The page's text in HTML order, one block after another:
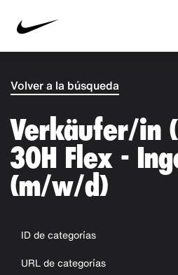
Volver a la búsqueda
Verkäufer/in
30H Flex -
(m/w/d)
ID de categorías
URL de categorías